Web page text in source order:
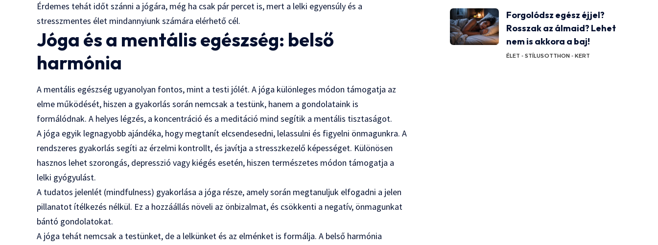
Érdemes tehát időt szánni a jógára, még ha csak pár percet is, mert a lelki egyensúly és a
stresszmentes élet mindannyiunk számára elérhető cél.
Jóga és a mentális egészség: belső
harmónia
A mentális egészség ugyanolyan fontos, mint a testi jólét. A jóga különleges módon támogatja az
elme működését, hiszen a gyakorlás során nemcsak a testünk, hanem a gondolataink is
formálódnak. A helyes légzés, a koncentráció és a meditáció mind segítik a mentális tisztaságot.
A jóga egyik legnagyobb ajándéka, hogy megtanít elcsendesedni, lelassulni és figyelni önmagunkra. A
rendszeres gyakorlás segíti az érzelmi kontrollt, és javítja a stresszkezelő képességet. Különösen
hasznos lehet szorongás, depresszió vagy kiégés esetén, hiszen természetes módon támogatja a
lelki gyógyulást.
A tudatos jelenlét (mindfulness) gyakorlása a jóga része, amely során megtanuljuk elfogadni a jelen
pillanatot ítélkezés nélkül. Ez a hozzáállás növeli az önbizalmat, és csökkenti a negatív, önmagunkat
bántó gondolatokat.
A jóga tehát nemcsak a testünket, de a lelkünket és az elménket is formálja. A belső harmónia
Forgolódsz egész éjjel?
Rosszak az álmaid? Lehet
nem is akkora a baj!
ÉLET - STÍLUSOTTHON - KERT